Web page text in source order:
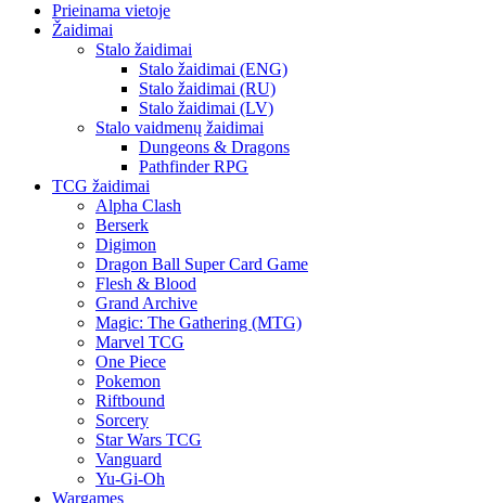
Prieinama vietoje
Žaidimai
Stalo žaidimai
Stalo žaidimai (ENG)
Stalo žaidimai (RU)
Stalo žaidimai (LV)
Stalo vaidmenų žaidimai
Dungeons & Dragons
Pathfinder RPG
TCG žaidimai
Alpha Clash
Berserk
Digimon
Dragon Ball Super Card Game
Flesh & Blood
Grand Archive
Magic: The Gathering (MTG)
Marvel TCG
One Piece
Pokemon
Riftbound
Sorcery
Star Wars TCG
Vanguard
Yu-Gi-Oh
Wargames